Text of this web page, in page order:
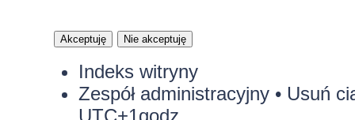
Indeks witryny
Zespół administracyjny• Usuń
UTC+1godz.